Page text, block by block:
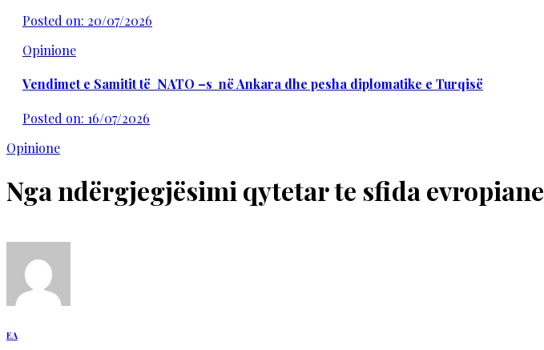
Posted on: 20/07/2026
Opinione
Vendimet e Samitit të NATO –s në Ankara dhe pesha diplomatike e Turqisë
Posted on: 16/07/2026
Opinione
Nga ndërgjegjësimi qytetar te sfida evropiane
EA